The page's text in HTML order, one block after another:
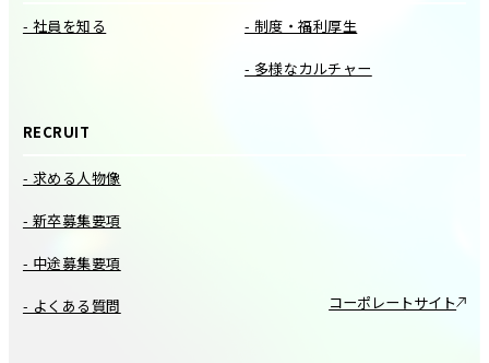
- 社員を知る - 制度・福利厚生
- 多様なカルチャー
RECRUIT
- 求める人物像
- 新卒募集要項
- 中途募集要項
- よくある質問 コーポレートサイト